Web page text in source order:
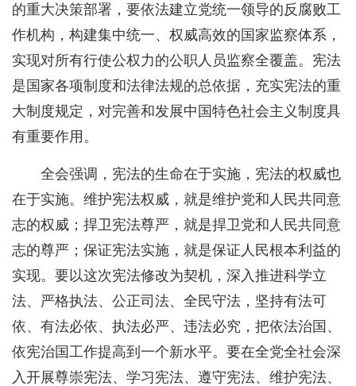
的重大决策部署，要依法建立党统一领导的反腐败工
作机构，构建集中统一、权威高效的国家监察体系，
实现对所有行使公权力的公职人员监察全覆盖。宪法
是国家各项制度和法律法规的总依据，充实宪法的重
大制度规定，对完善和发展中国特色社会主义制度具
有重要作用。
全会强调，宪法的生命在于实施，宪法的权威也
在于实施。维护宪法权威，就是维护党和人民共同意
志的权威；捍卫宪法尊严，就是捍卫党和人民共同意
志的尊严；保证宪法实施，就是保证人民根本利益的
实现。要以这次宪法修改为契机，深入推进科学立
法、严格执法、公正司法、全民守法，坚持有法可
依、有法必依、执法必严、违法必究，把依法治国、
依宪治国工作提高到一个新水平。要在全党全社会深
入开展尊崇宪法、学习宪法、遵守宪法、维护宪法、